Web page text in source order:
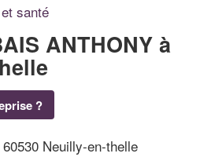
santé
ANTHONY à
?
Neuilly-en-thelle